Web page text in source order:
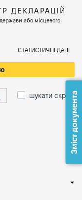
ДЕКЛАРАЦІЙ
або місцевого
СТАТИСТИЧНІ ДАНІ
шукати скрізьЗміст документа